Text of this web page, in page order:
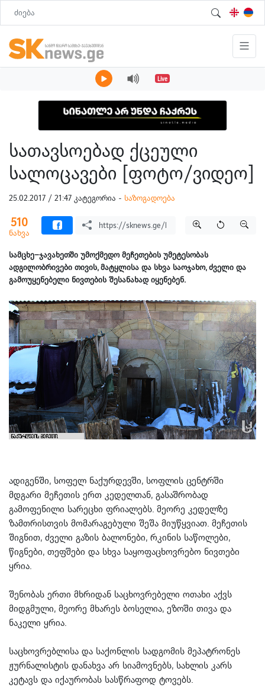
Live
სათავსოებად ქცეული
სალოცავები [ფოტო/ვიდეო]
25.02.2017 / 21:47 კატეგორია - საზოგადოება
510
ნახვა
სამცხე–ჯავახეთში უმოქმედო მეჩეთების უმეტესობას
ადგილობრივები თივის, მატყლისა და სხვა საოჯახო, ძველი და
გამოუყენებელი ნივთების შესანახად იყენებენ.
ადიგენში, სოფელ ნაქურდევში, სოფლის ცენტრში
მდგარი მეჩეთის ერთ კედელთან, გასაშრობად
გამოფენილი სარეცხი ფრიალებს. მეორე კედელზე
ზამთრისთვის მომარაგებული შეშა მიუწყვიათ. მეჩეთის
შიგნით, ძველი გაზის ბალონები, რკინის საწოლები,
წიგნები, თეფშები და სხვა საყოფაცხოვრებო ნივთები
ყრია.
შენობას ერთი მხრიდან საცხოვრებელი ოთახი აქვს
მიდგმული, მეორე მხარეს ბოსელია, ეზოში თივა და
ნაკელი ყრია.
საცხოვრებლისა და საქონლის სადგომის მეპატრონეს
ჟურნალისტის დანახვა არ სიამოვნებს, სახლის კარს
კეტავს და იქაურობას სასწრაფოდ ტოვებს.